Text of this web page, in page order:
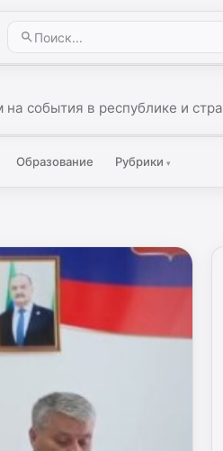
события в республике и
Образование Рубрики ▾